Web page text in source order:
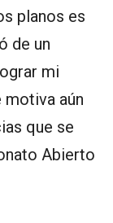
planos es
de un
mi
motiva aún
que se
Abierto